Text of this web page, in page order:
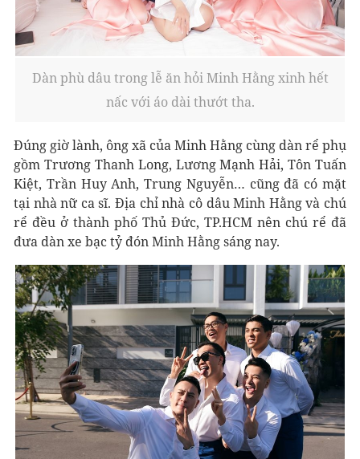
Dàn phù dâu trong lễ ăn hỏi Minh Hằng xinh hết
nấc với áo dài thướt tha.
Đúng giờ lành, ông xã của Minh Hằng cùng dàn rể phụ
gồm Trương Thanh Long, Lương Mạnh Hải, Tôn Tuấn
Kiệt, Trần Huy Anh, Trung Nguyễn… cũng đã có mặt
tại nhà nữ ca sĩ. Địa chỉ nhà cô dâu Minh Hằng và chú
rể đều ở thành phố Thủ Đức, TP.HCM nên chú rể đã
đưa dàn xe bạc tỷ đón Minh Hằng sáng nay.